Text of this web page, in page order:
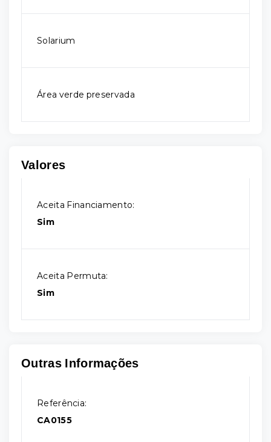
Solarium
Área verde preservada
Valores
Aceita Financiamento:
Sim
Aceita Permuta:
Sim
Outras Informações
Referência:
CA0155